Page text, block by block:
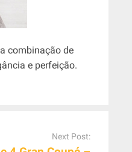
combinação de
e perfeição.
Next Post: